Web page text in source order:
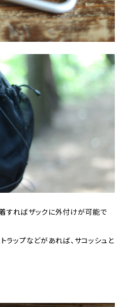
すればザックに外付けが可能で
ラップなどがあれば、サコッシュと